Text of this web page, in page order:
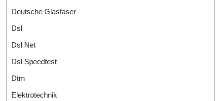
Deutsche Glasfaser
Dsl
Dsl Net
Dsl Speedtest
Dtm
Elektrotechnik